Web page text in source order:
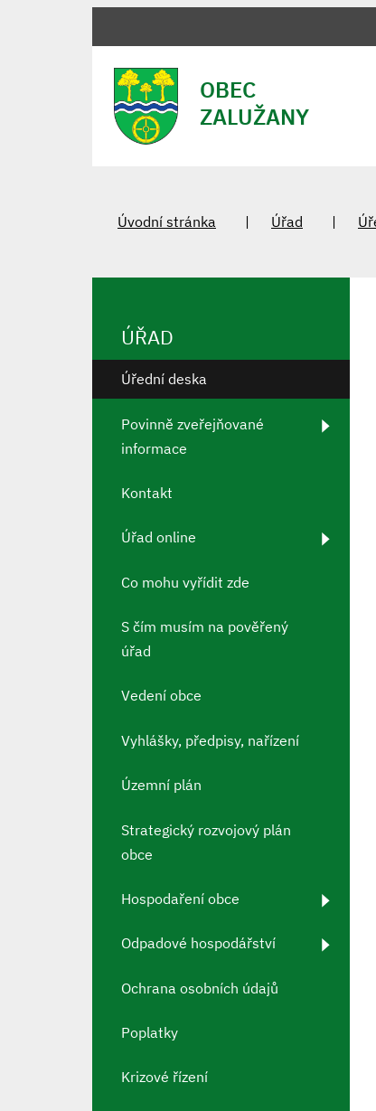
OBEC
ZALUŽANY
Úvodní stránka Úřad
ÚŘAD
Úřední deska
Povinně zveřejňované
informace
Kontakt
Úřad online
Co mohu vyřídit zde
S čím musím na pověřený
úřad
Vedení obce
Vyhlášky, předpisy, nařízení
Územní plán
Strategický rozvojový plán
obce
Hospodaření obce
Odpadové hospodářství
Ochrana osobních údajů
Poplatky
Krizové řízení